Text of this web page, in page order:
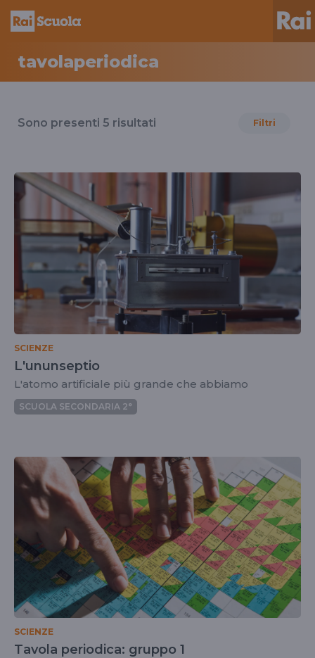
tavolaperiodica
il
tavolaperiodica
Sono presenti 5 risultati Filtri
SCIENZE
L'ununseptio
L'atomo artificiale più grande che abbiamo
SCUOLA SECONDARIA 2°
SCIENZE
Tavola periodica: gruppo 1